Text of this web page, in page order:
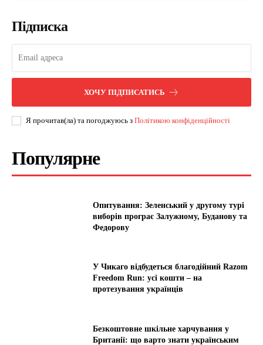
Підписка
ХОЧУ ПІДПИСАТИСЬ
Я прочитав(ла) та погоджуюсь з Політикою конфіденційності
Популярне
Опитування: Зеленський у другому турі
виборів програє Залужному, Буданову та
Федорову
У Чикаго відбудеться благодійний Razom
Freedom Run: усі кошти – на
протезування українців
Безкоштовне шкільне харчування у
Британії: що варто знати українським